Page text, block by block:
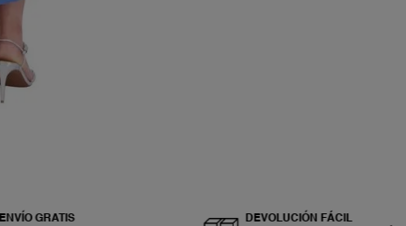
ENVÍO GRATIS
DEVOLUCIÓN FÁCIL